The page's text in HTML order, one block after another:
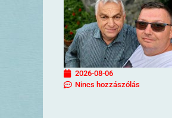
2026-08-06
Nincs hozzászólás